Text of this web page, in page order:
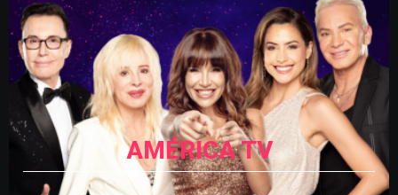
AMÉRICA TV